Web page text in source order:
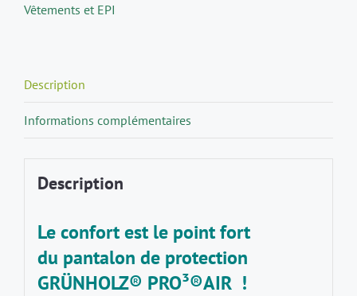
Vêtements et EPI
Description
Informations complémentaires
Description
Le confort est le point fort
du pantalon de protection
GRÜNHOLZ® PRO³®AIR!